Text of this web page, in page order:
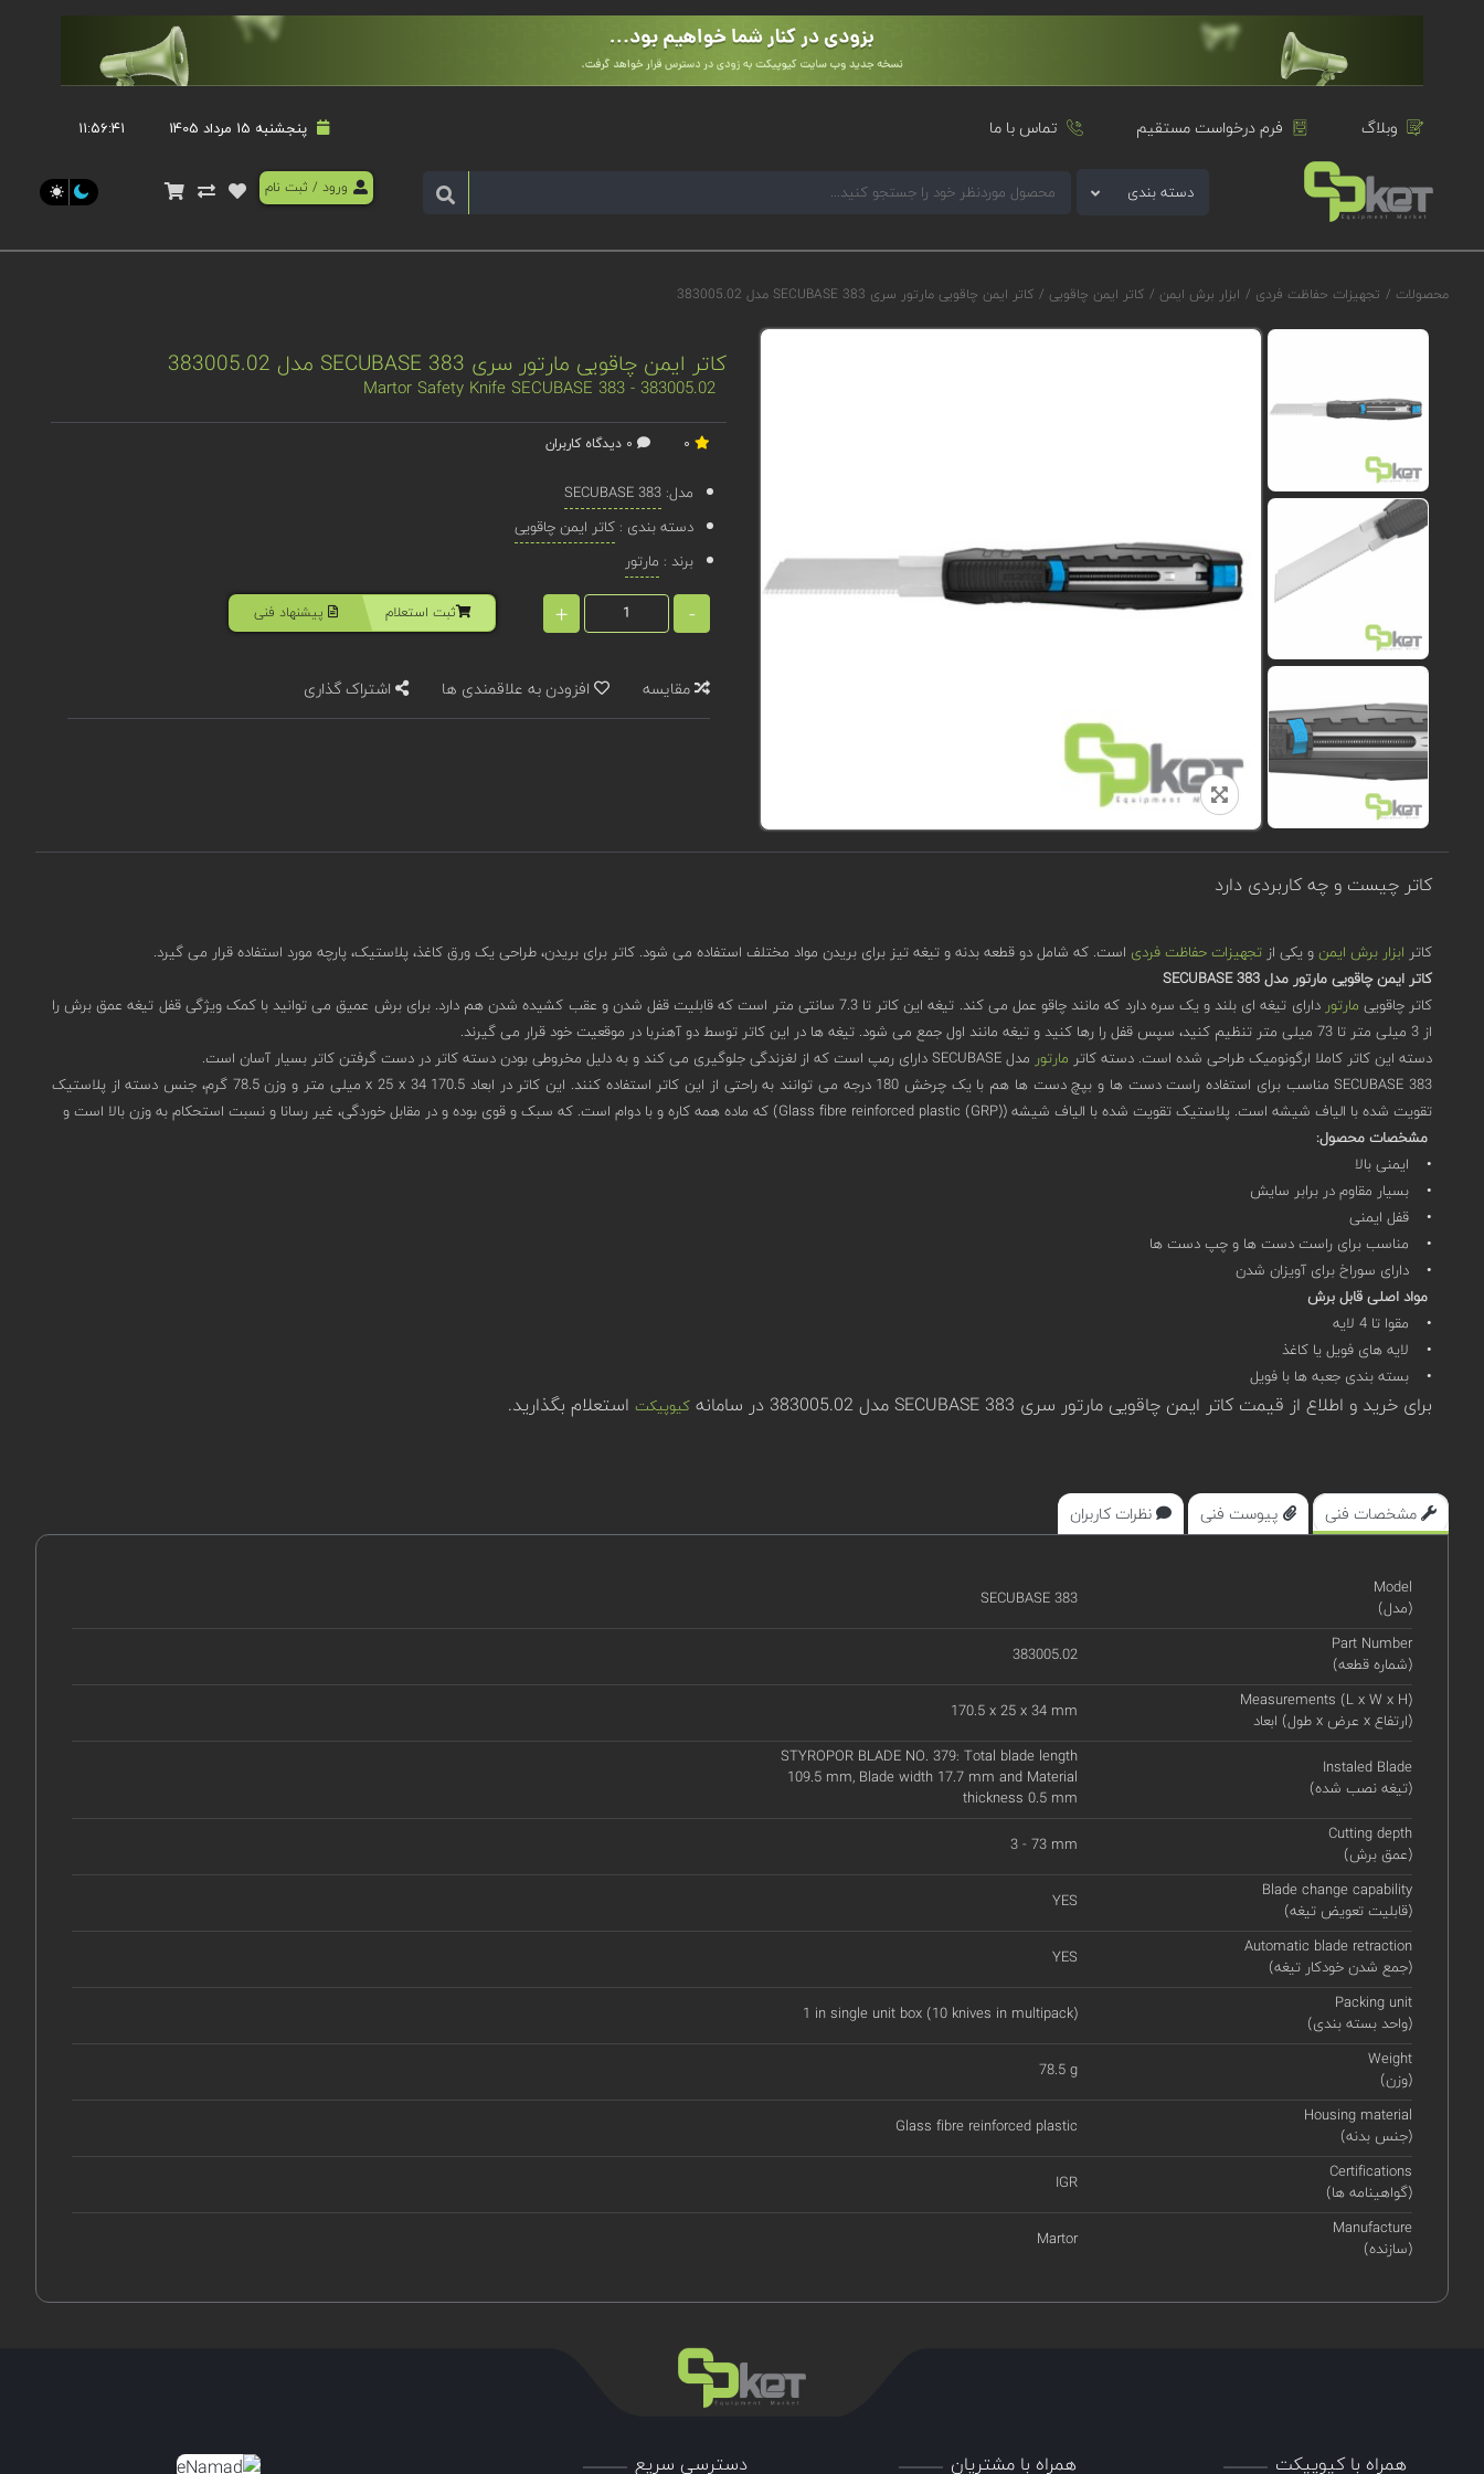
وبلاگ فرم درخواست مستقیم تماس با ما پنجشنبه 15 مرداد 1405 ۱۱:۵۶:۴۱
دسته بندی ورود / ثبت نام
محصولات / تجهیزات حفاظت فردی / ابزار برش ایمن / کاتر ایمن چاقویی / کاتر ایمن چاقویی مارتور سری SECUBASE 383 مدل 383005.02
کاتر ایمن چاقویی مارتور سری SECUBASE 383 مدل 383005.02
Martor Safety Knife SECUBASE 383 - 383005.02
مدل: SECUBASE 383
دسته بندی : کاتر ایمن چاقویی
برند : مارتور
-
+ ثبت استعلام پیشنهاد فنی
مقایسه افزودن به علاقمندی ها اشتراک گذاری
کاتر چیست و چه کاربردی دارد
کاتر ابزار برش ایمنو یکی از تجهیزات حفاظت فردی است. که شامل دو قطعه بدنه و تیغه تیز برای بریدن مواد مختلف استفاده می شود. کاتر برای بریدن، طراحی یک ورق کاغذ، پلاستیک، پارچه مورد استفاده قرار می گیرد.
کاتر ایمن چاقویی مارتور مدل SECUBASE 383
کاتر چاقویی مارتور
دارای تیغه ای بلند و یک سره دارد که مانند چاقو عمل می کند. تیغه این کاتر تا 7.3 سانتی متر است که قابلیت قفل شدن و عقب کشیده شدن هم دارد. برای برش عمیق می توانید با کمک ویژگی قفل تیغه عمق برش را
از 3 میلی متر تا 73 میلی متر تنظیم کنید، سپس قفل را رها کنید و تیغه مانند اول جمع می شود. تیغه ها در این کاتر توسط دو آهنربا در موقعیت خود قرار می گیرند.
دسته این کاتر کاملا ارگونومیک طراحی شده است. دسته کاتر مارتور مدل SECUBASE دارای رمپ است که از لغزندگی جلوگیری می کند و به دلیل مخروطی بودن دسته کاتر در دست گرفتن کاتر بسیار آسان است.
SECUBASE 383 مناسب برای استفاده راست دست ها و بپچ دست ها هم با یک چرخش 180 درجه می توانند به راحتی از این کاتر استفاده کنند. این کاتر در ابعاد 170.5 x 25 x 34 میلی متر و وزن 78.5 گرم، جنس دسته از پلاستیک
تقویت شده با الیاف شیشه است. پلاستیک تقویت شده با الیاف شیشه (Glass fibre reinforced plastic (GRP)) که ماده همه کاره و با دوام است. که سبک و قوی بوده و در مقابل خوردگی، غیر رسانا و نسبت استحکام به وزن بالا است و
مشخصات محصول:
• ایمنی بالا
• بسیار مقاوم در برابر سایش
• قفل ایمنی
• مناسب برای راست دست ها و چپ دست ها
• دارای سوراخ برای آویزان شدن
مواد اصلی قابل برش
• مقوا تا 4 لایه
• لایه های فویل یا کاغذ
• بسته بندی جعبه ها با فویل
برای خرید و اطلاع از قیمت کاتر ایمن چاقویی مارتور سری SECUBASE 383 مدل 383005.02 در سامانه کیوپیکت استعلام بگذارید.
مشخصات فنی پیوست فنی نظرات کاربران
Model
(مدل)
SECUBASE 383
Part Number
(شماره قطعه)
383005.02
Measurements (L x W x H)
ابعاد (طول x عرض x ارتفاع)
170.5 x 25 x 34 mm
Instaled Blade
(تیغه نصب شده)
STYROPOR BLADE NO. 379: Total blade length
109.5 mm, Blade width 17.7 mm and Material
thickness 0.5 mm
Cutting depth
(عمق برش)
3 - 73 mm
Blade change capability
(قابلیت تعویض تیغه)
YES
Automatic blade retraction
(جمع شدن خودکار تیغه)
YES
Packing unit
(واحد بسته بندی)
1 in single unit box (10 knives in multipack)
Weight
(وزن)
78.5 g
Housing material
(جنس بدنه)
Glass fibre reinforced plastic
Certifications
(گواهینامه ها)
IGR
Manufacture
(سازنده)
Martor
همراه با کیوپیکت همراه با مشتریان دسترسی سریع